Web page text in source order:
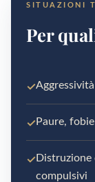
SITUAZIONI
Per
✓
✓Paure,
✓
compulsivi